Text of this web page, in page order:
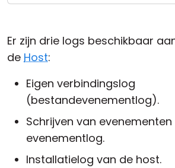
Er zijn drie logs beschikbaar
de Host:
Eigen verbindingslog
(bestandevenementlog).
Schrijven van
evenementlog.
Installatielog van de host.